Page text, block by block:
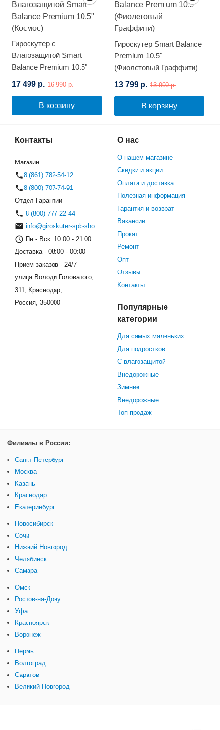
Гироскутер с
Влагозащитой Smart
Balance Premium 10.5"
17 499 р. 16 990 р.
В корзину
Гироскутер Smart Balance
Premium 10.5"
(Фиолетовый Граффити)
13 799 р. 13 990 р.
В корзину
Контакты
Магазин
8 (861) 782-54-12
8 (800) 707-74-91
Отдел Гарантии
8 (800) 777-22-44
info@giroskuter-spb-shop.ru
Пн.- Вск. 10:00 - 21:00
Доставка - 08:00 - 00:00
Прием заказов - 24/7
улица Володи Головатого,
311, Краснодар,
Россия, 350000
О нас
О нашем магазине
Скидки и акции
Оплата и доставка
Полезная информация
Гарантия и возврат
Вакансии
Прокат
Ремонт
Опт
Отзывы
Контакты
Популярные
категории
Для самых маленьких
Для подростков
С влагозащитой
Внедорожные
Зимние
Внедорожные
Топ продаж
Филиалы в России:
Санкт-Петербург
Москва
Казань
Краснодар
Екатеринбург
Новосибирск
Сочи
Нижний Новгород
Челябинск
Самара
Омск
Ростов-на-Дону
Уфа
Красноярск
Воронеж
Пермь
Волгоград
Саратов
Великий Новгород